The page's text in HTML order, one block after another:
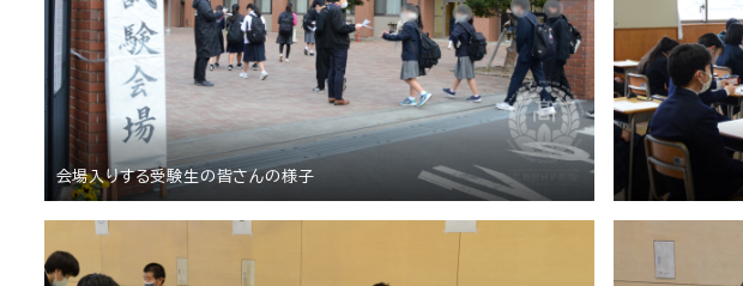
会場入りする受験生の皆さんの様子